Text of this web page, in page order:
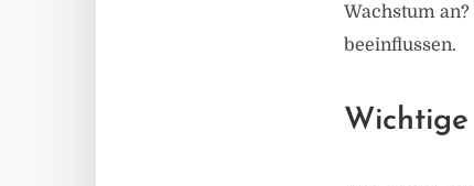
Wachstum
beeinflussen.